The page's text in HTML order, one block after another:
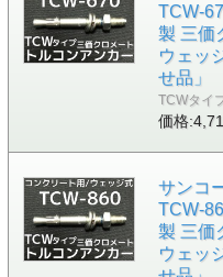
TCW-
製 三価
ウェッ
せ品」
TCWタイ
価格
サンコ
TCW-
製 三価
ウェッ